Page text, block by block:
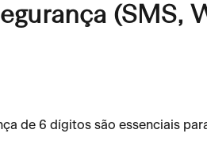
(SMS,
de 6 dígitos são essenciais